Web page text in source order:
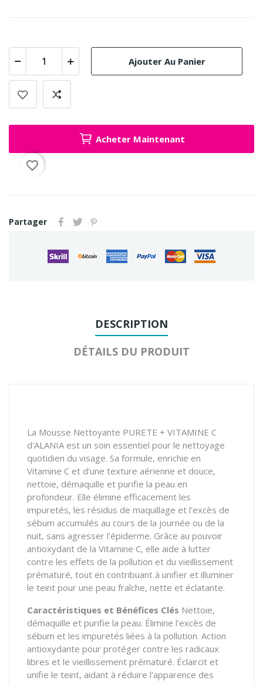
Ajouter Au Panier
Acheter Maintenant
favorite_border
Partager
DESCRIPTION
DÉTAILS DU PRODUIT
La Mousse Nettoyante PURETE + VITAMINE C
d'ALANIA est un soin essentiel pour le nettoyage
quotidien du visage. Sa formule, enrichie en
Vitamine C et d'une texture aérienne et douce,
nettoie, démaquille et purifie la peau en
profondeur. Elle élimine efficacement les
impuretés, les résidus de maquillage et l'excès de
sébum accumulés au cours de la journée ou de la
nuit, sans agresser l'épiderme. Grâce au pouvoir
antioxydant de la Vitamine C, elle aide à lutter
contre les effets de la pollution et du vieillissement
prématuré, tout en contribuant à unifier et illuminer
le teint pour une peau fraîche, nette et éclatante.
Caractéristiques et Bénéfices Clés Nettoie,
démaquille et purifie la peau. Élimine l'excès de
sébum et les impuretés liées à la pollution. Action
antioxydante pour protéger contre les radicaux
libres et le vieillissement prématuré. Éclaircit et
unifie le teint, aidant à réduire l'apparence des